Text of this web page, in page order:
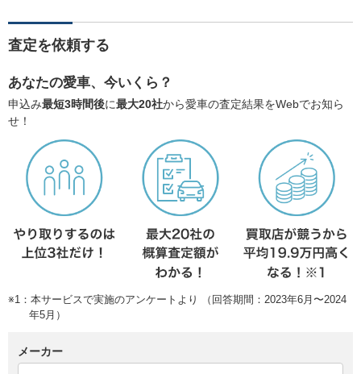
査定を依頼する
あなたの愛車、今いくら？
申込み最短3時間後に最大20社から愛車の査定結果をWebでお知ら
せ！
※1：本サービスで実施のアンケートより （回答期間：2023年6月〜2024
年5月）
メーカー